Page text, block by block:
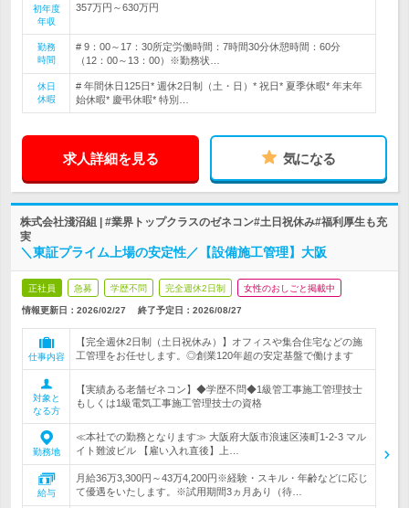
初年度
年収
357万円～630万円
勤務
時間
# 9：00～17：30所定労働時間：7時間30分休憩時間：60分
（12：00～13：00）※勤務状…
休日
休暇
# 年間休日125日* 週休2日制（土・日）* 祝日* 夏季休暇* 年末年
始休暇* 慶弔休暇* 特別…
求人詳細を見る 気になる
株式会社淺沼組 | #業界トップクラスのゼネコン#土日祝休み#福利厚生も充
実
＼東証プライム上場の安定性／【設備施工管理】大阪
正社員 急募 学歴不問 完全週休2日制 女性のおしごと掲載中
情報更新日：2026/02/27 終了予定日： 2026/08/27
仕事内容
【完全週休2日制（土日祝休み）】オフィスや集合住宅などの施
工管理をお任せします。◎創業120年超の安定基盤で働けます
対象と
なる方
【実績ある老舗ゼネコン】◆学歴不問◆1級管工事施工管理技士
もしくは1級電気工事施工管理技士の資格
勤務地
≪本社での勤務となります≫ 大阪府大阪市浪速区湊町1-2-3 マル
イト難波ビル 【雇い入れ直後】上…
給与
月給36万3,300円～43万4,200円※経験・スキル・年齢などに応じ
て優遇をいたします。※試用期間3ヵ月あり（待…